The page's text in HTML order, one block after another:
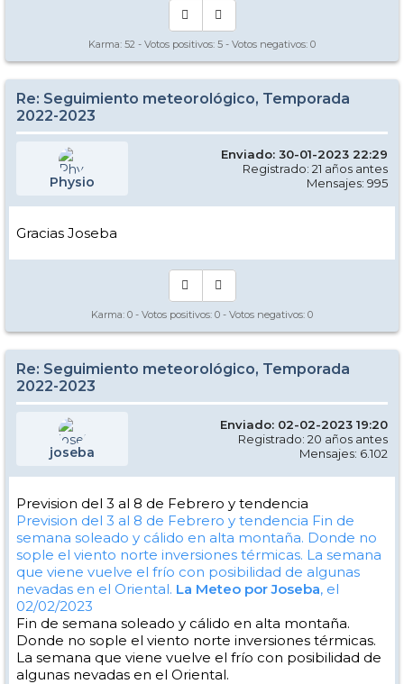
Karma: 52 - Votos positivos: 5 - Votos negativos: 0
Re: Seguimiento meteorológico, Temporada
2022-2023
Physio
Enviado: 30-01-2023 22:29
Registrado: 21 años antes
Mensajes: 995
Gracias Joseba
Karma: 0 - Votos positivos: 0 - Votos negativos: 0
Re: Seguimiento meteorológico, Temporada
2022-2023
joseba
Enviado: 02-02-2023 19:20
Registrado: 20 años antes
Mensajes: 6.102
Prevision del 3 al 8 de Febrero y tendencia
Prevision del 3 al 8 de Febrero y tendencia Fin de
semana soleado y cálido en alta montaña. Donde no
sople el viento norte inversiones térmicas. La semana
que viene vuelve el frío con posibilidad de algunas
nevadas en el Oriental. La Meteo por Joseba, el
02/02/2023
Fin de semana soleado y cálido en alta montaña.
Donde no sople el viento norte inversiones térmicas.
La semana que viene vuelve el frío con posibilidad de
algunas nevadas en el Oriental.